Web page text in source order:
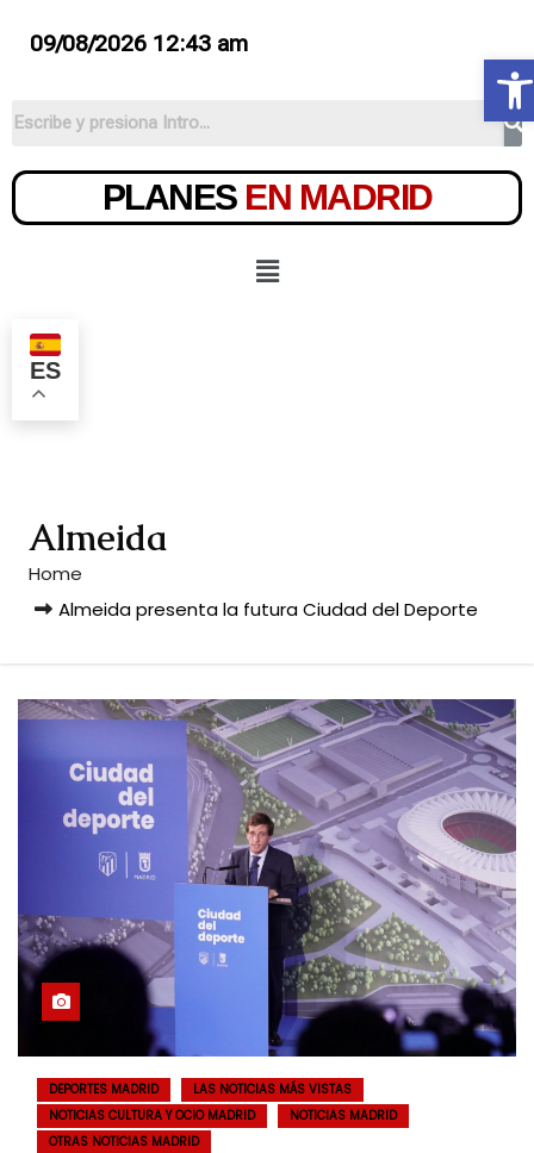
09/08/2026 12:43 am
PLANES EN MADRID
ES
Almeida
Home
Almeida presenta la futura Ciudad del Deporte
DEPORTES MADRID
LAS NOTICIAS MÁS VISTAS
NOTICIAS CULTURA Y OCIO MADRID
NOTICIAS MADRID
OTRAS NOTICIAS MADRID